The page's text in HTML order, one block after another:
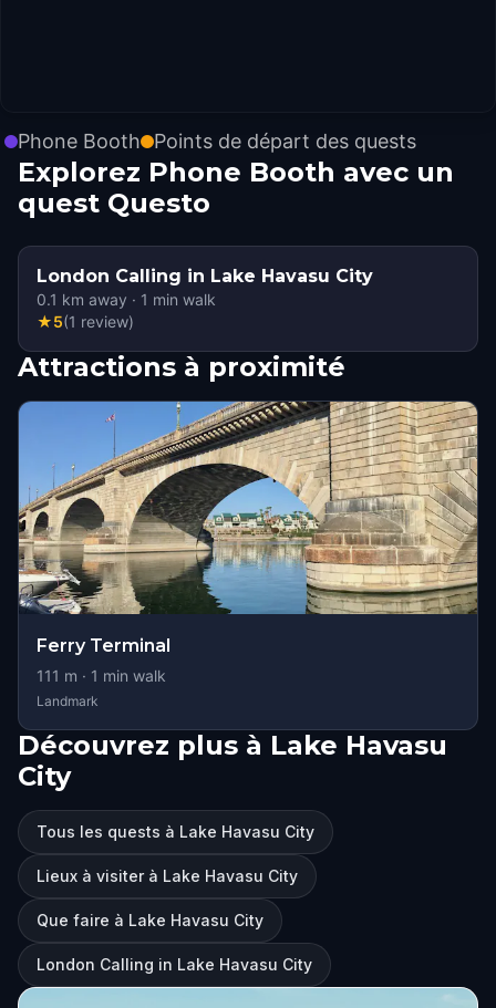
Phone Booth Points de départ des quests
Explorez Phone Booth avec un
quest Questo
London Calling in Lake Havasu City
0.1 km away · 1 min walk
★5(1 review)
Attractions à proximité
Ferry Terminal
111 m · 1 min walk
Landmark
Découvrez plus à Lake Havasu
City
Tous les quests à Lake Havasu City
Lieux à visiter à Lake Havasu City
Que faire à Lake Havasu City
London Calling in Lake Havasu City